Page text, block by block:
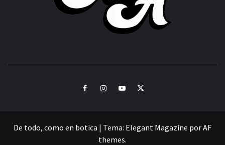
FacebookInstagramYoutubeTwitter
De todo, como en botica | Tema: Elegant Magazine porAF
themes.